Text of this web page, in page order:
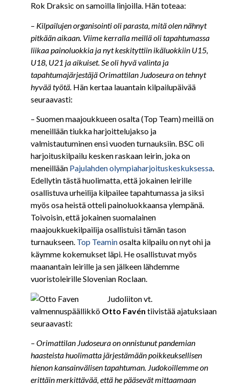
Rok Draksic on samoilla linjoilla. Hän toteaa:
– Kilpailujen organisointi oli parasta, mitä olen nähnyt
pitkään aikaan. Viime kerralla meillä oli tapahtumassa
liikaa painoluokkia ja nyt keskityttiin ikäluokkiin U15,
U18, U21 ja aikuiset. Se oli hyvä valinta ja
tapahtumajärjestäjä Orimattilan Judoseura on tehnyt
hyvää työtä. Hän kertaa lauantain kilpailupäivää
seuraavasti:
– Suomen maajoukkueen osalta (Top Team) meillä on
meneillään tiukka harjoittelujakso ja
valmistautuminen ensi vuoden turnauksiin. BSC oli
harjoituskilpailu kesken raskaan leirin, joka on
meneillään Pajulahden olympiaharjoituskeskuksessa.
Edellytin tästä huolimatta, että jokainen leirille
osallistuva urheilija kilpailee tapahtumassa ja siksi
myös osa heistä otteli painoluokkaansa ylempänä.
Toivoisin, että jokainen suomalainen
maajoukkuekilpailija osallistuisi tämän tason
turnaukseen. Top Teaminosalta kilpailu on nyt ohi ja
käymme kokemukset läpi. He osallistuvat myös
maanantain leirille ja sen jälkeen lähdemme
vuoristoleirille Slovenian Roclaan.
Judoliiton vt.
valmennuspäällikkö Otto Favén tiivistää ajatuksiaan
seuraavasti:
– Orimattilan Judoseura on onnistunut pandemian
haasteista huolimatta järjestämään poikkeuksellisen
hienon kansainvälisen tapahtuman. Judokoillemme on
erittäin merkittävää, että he pääsevät mittaamaan